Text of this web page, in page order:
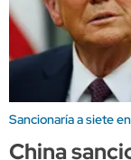
Sancionaría a siete
China